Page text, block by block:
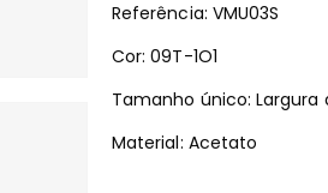
Referência: VMU03S
Cor: 09T-1O1
Tamanho único:
Material: Acetato